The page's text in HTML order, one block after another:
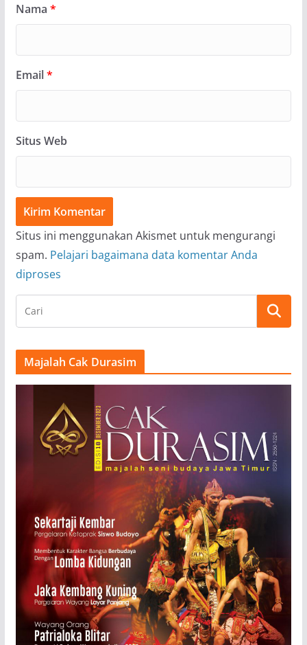
Nama *
Email*
Situs Web
Situs ini menggunakan Akismet untuk mengurangi
spam. Pelajari bagaimana data komentar Anda
diproses
Majalah Cak Durasim